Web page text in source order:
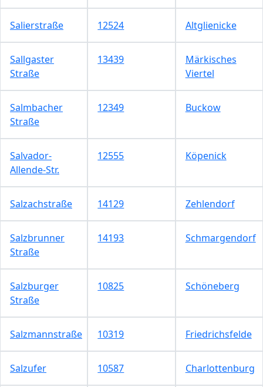
Salierstraße 12524 Altglienicke
Sallgaster
Straße
13439
Märkisches
Viertel
Salmbacher
Straße
12349 Buckow
Salvador-
Allende-Str.
12555 Köpenick
Salzachstraße 14129 Zehlendorf
Salzbrunner
Straße
14193 Schmargendorf
Salzburger
Straße
10825 Schöneberg
Salzmannstraße 10319 Friedrichsfelde
Salzufer 10587 Charlottenburg